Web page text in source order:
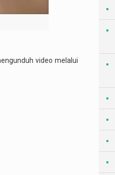
video melalui